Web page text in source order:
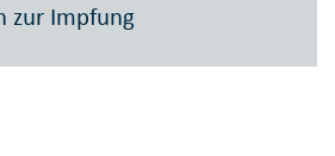
zur Impfung